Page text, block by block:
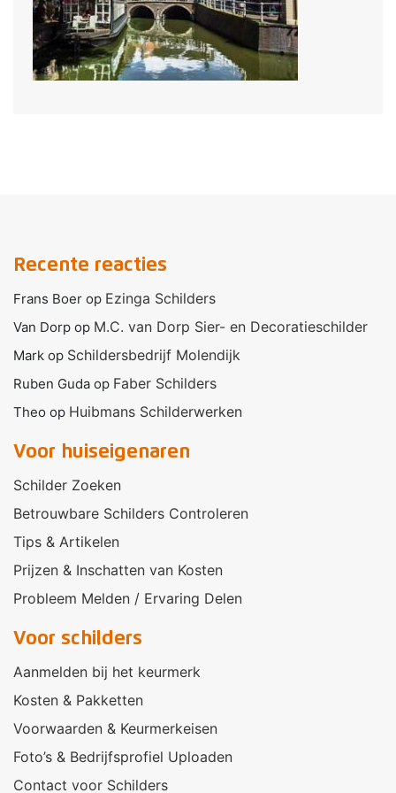
Recente reacties
Frans Boer op Ezinga Schilders
Van Dorp op M.C. van Dorp Sier- en Decoratieschilder
Mark op Schildersbedrijf Molendijk
Ruben Guda op Faber Schilders
Theo op Huibmans Schilderwerken
Voor huiseigenaren
Schilder Zoeken
Betrouwbare Schilders Controleren
Tips & Artikelen
Prijzen & Inschatten van Kosten
Probleem Melden / Ervaring Delen
Voor schilders
Aanmelden bij het keurmerk
Kosten & Pakketten
Voorwaarden & Keurmerkeisen
Foto’s & Bedrijfsprofiel Uploaden
Contact voor Schilders